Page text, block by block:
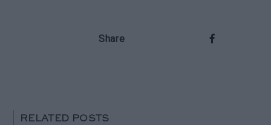
Share
RELATED POSTS